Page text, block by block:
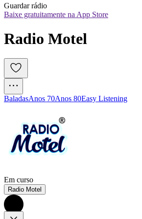
Guardar rádio
Baixe gratuitamente na App Store
Radio Motel
BaladasAnos 70Anos 80Easy Listening
Em curso
Radio Motel